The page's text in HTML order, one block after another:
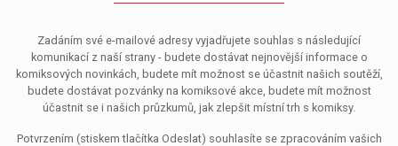
Zadáním své e-mailové adresy vyjadřujete souhlas s následující
komunikací z naší strany - budete dostávat nejnovější informace o
komiksových novinkách, budete mít možnost se účastnit našich soutěží,
budete dostávat pozvánky na komiksové akce, budete mít možnost
účastnit se i našich průzkumů, jak zlepšit místní trh s komiksy.
Potvrzením (stiskem tlačítka Odeslat) souhlasíte se zpracováním vašich